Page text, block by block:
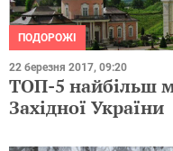
ПОДОРОЖІ
22 березня 2017, 09:20
ТОП-5 найбільш
Західної України